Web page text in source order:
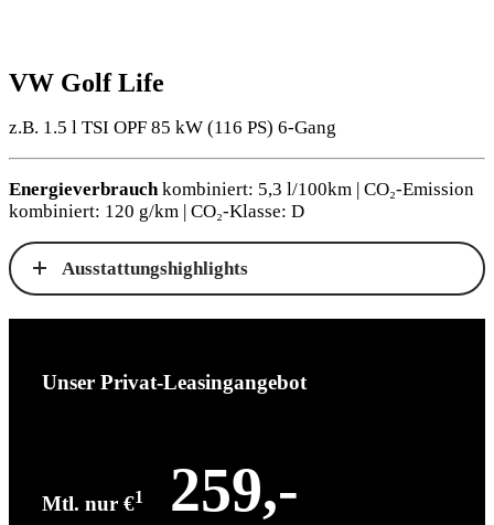
VW Golf Life
z.B. 1.5 l TSI OPF 85 kW (116 PS) 6-Gang
Energieverbrauch kombiniert: 5,3 l/100km | CO₂-Emission
kombiniert: 120 g/km | CO₂-Klasse: D
Ausstattungshighlights
Unser Privat-Leasingangebot
Mtl. nur €1 259,-